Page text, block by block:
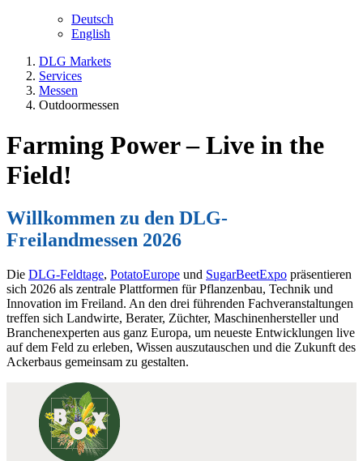
Deutsch
English
DLG Markets
Services
Messen
Outdoormessen
Farming Power – Live in the
Field!
Willkommen zu den DLG-
Freilandmessen 2026
Die DLG-Feldtage, PotatoEurope und SugarBeetExpo präsentieren
sich 2026 als zentrale Plattformen für Pflanzenbau, Technik und
Innovation im Freiland. An den drei führenden Fachveranstaltungen
treffen sich Landwirte, Berater, Züchter, Maschinenhersteller und
Branchenexperten aus ganz Europa, um neueste Entwicklungen live
auf dem Feld zu erleben, Wissen auszutauschen und die Zukunft des
Ackerbaus gemeinsam zu gestalten.